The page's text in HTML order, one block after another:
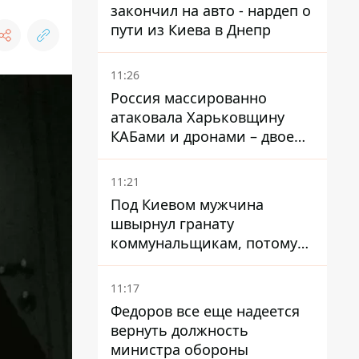
закончил на авто - нардеп о
пути из Киева в Днепр
11:26
Россия массированно
атаковала Харьковщину
КАБами и дронами – двое
погибших и 19 раненых
11:21
Под Киевом мужчина
швырнул гранату
коммунальщикам, потому
что не хотел платить по
квитанциям
11:17
Федоров все еще надеется
вернуть должность
министра обороны